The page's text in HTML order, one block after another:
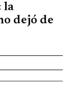
la
dejó de